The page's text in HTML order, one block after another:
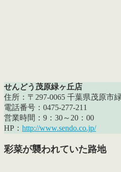
せんどう茂原緑ヶ丘店
住所：〒297-0065 千葉県茂原市
電話番号：0475-277-211
営業時間：9：30～20：00
HP： http://www.sendo.co.jp/
彩菜が襲われていた路地